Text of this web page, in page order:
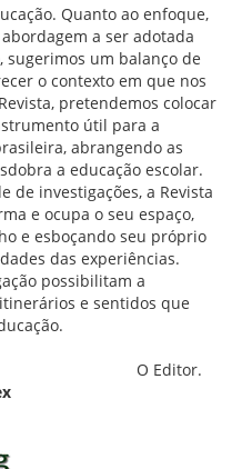
Quanto ao enfoque,
a ser adotada
sugerimos um balanço de
o contexto em que nos
pretendemos colocar
útil para a
abrangendo as
a educação escolar.
de investigações, a Revista
e ocupa o seu espaço,
e esboçando seu próprio
das experiências.
possibilitam a
e sentidos que
O Editor.